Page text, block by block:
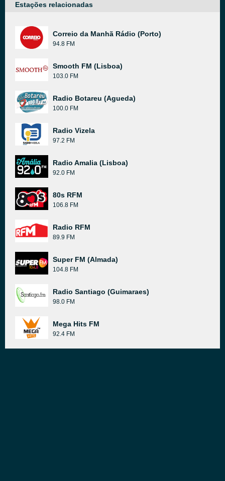
Estações relacionadas
Correio da Manhã Rádio (Porto)
94.8 FM
Smooth FM (Lisboa)
103.0 FM
Radio Botareu (Agueda)
100.0 FM
Radio Vizela
97.2 FM
Radio Amalia (Lisboa)
92.0 FM
80s RFM
106.8 FM
Radio RFM
89.9 FM
Super FM (Almada)
104.8 FM
Radio Santiago (Guimaraes)
98.0 FM
Mega Hits FM
92.4 FM